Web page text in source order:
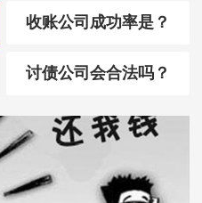
收账公司成功率是？
讨债公司会合法吗？